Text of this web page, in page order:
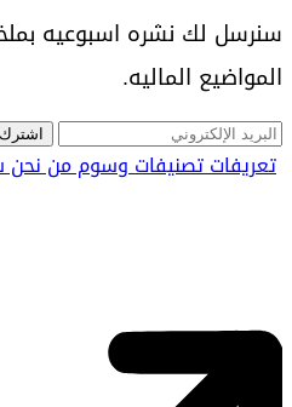
سنرسل لك نشره اسبوعيه
المواضيع الماليه.
تعريفاتتصنيفاتوسوممن نحن